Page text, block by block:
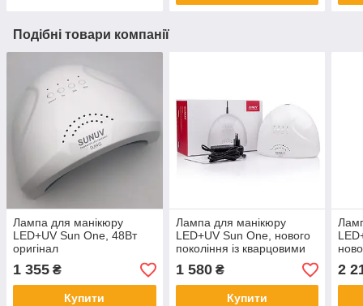
Подібні товари компанії
Лампа для манікюру
LED+UV Sun One, 48Вт
оригінал
1 355 ₴
Купити
Лампа для манікюру
LED+UV Sun One, нового
покоління із кварцовими
1 580₴
Купити
2